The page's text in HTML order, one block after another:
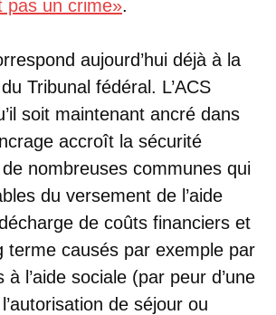
pas un crime».
aujourd’hui déjà à la
Tribunal fédéral. L’ACS
soit maintenant ancré dans
accroît la sécurité
nombreuses communes qui
du versement de l’aide
de coûts financiers et
terme causés par exemple par
l’aide sociale (par peur d’une
de séjour ou